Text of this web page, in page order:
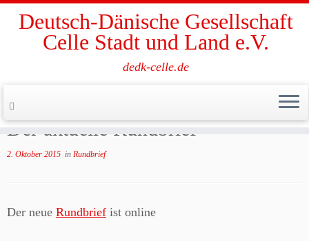
springen
Deutsch-Dänische Gesellschaft
Celle Stadt und Land e.V.
dedk-celle.de
Der aktuelle Rundbrief
2. Oktober 2015 in Rundbrief
Der neue Rundbrief ist online